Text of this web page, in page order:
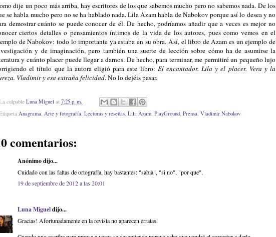
dije un poco más arriba, hay escritores de los que sabemos mucho pero no sabemos nada. De los
se habla mucho pero no se ha hablado nada. Lila Azam habla de Nabokov porque así lo desea y no
demostrar cuánto se puede conocer de él. De hecho, podríamos añadir que a veces es mejor no
ciertos detalles o pensamientos íntimos de la vida de los autores, pues como vemos en el
de Nabokov: todo lo importante ya estaba en su obra. Así, el libro de Azam es un ejemplo de
y de imaginación, pero también una suerte de lección sobre cómo ha de asumirse la
y cuánto placer puede llegar a darnos. De hecho, para terminar, me permitiré un pequeño lujo
el título que la autora eligió para este libro: El encantador. Lila y el placer. Vera y la
Vladimir y esa extraña felicidad. No lo dejéis pasar.
culpable Luna Miguel at 7:25 p. m.
Anagrama, Arte y fotografía, Lecturas y reseñas, Lila Azam, PlayGround, Prensa, Vladimir Nabokov
comentarios:
Anónimo dijo...
Cuidado con las faltas de ortografía, hay bastantes: "sabia", "si no", "por que".
19 de septiembre de 2012 a las 20:01
Luna Migueldijo...
Gracias! Afortunadamente en la revista no aparecen erratas.